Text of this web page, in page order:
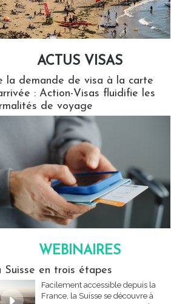
ACTUS VISAS
la demande de visa à la carte
: Action-Visas fluidifie les
de voyage
WEBINAIRES
Suisse en trois étapes
Facilement accessible depuis la
France, la Suisse se découvre à